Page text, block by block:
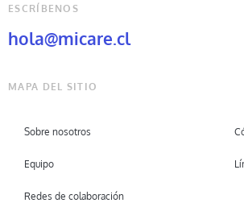
ESCRÍBENOS
hola@micare.cl
MAPA DEL SITIO
Sobre nosotros
Equipo
Redes de colaboración